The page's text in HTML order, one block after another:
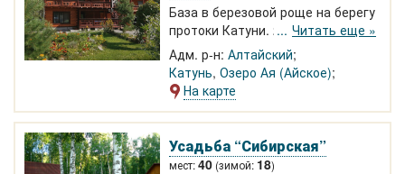
База в березовой роще на берегу
протоки Катуни. 2-3-4-местные
номера в 2-этажных деревянных
коттеджах. Русская баня, мангал,
беседка, теплое кафе, конные и
авто-экскурсии, сплавы, прокат
велосипедов и др.
Читать еще »
Адм. р-н: Алтайский
Катунь, Озеро Ая (Айское)
На карте
Усадьба “Сибирская”
мест:40 (зимой: 18)